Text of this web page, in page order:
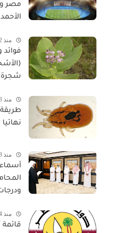
مصر
الأحمد في
منذ 2 سنة
شجرة
منذ 3 أيام
منذ 3 سنة
منذ 4 سنة
قائمة